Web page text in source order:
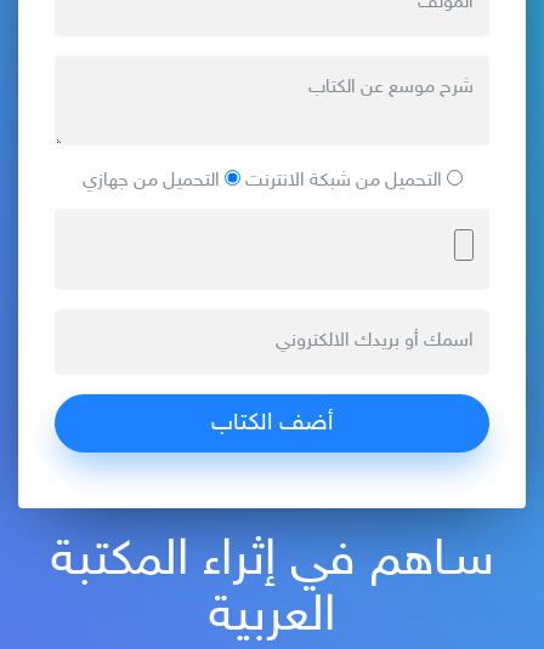
التحميل من شبكة الانترنت التحميل من جهازي
سـاهم في إثراء المكتبة
العربية